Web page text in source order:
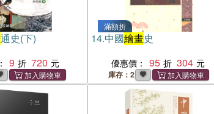
通史(下)
9 720
滿額折
14.中國繪畫史
優惠價： 95 304
庫存：2